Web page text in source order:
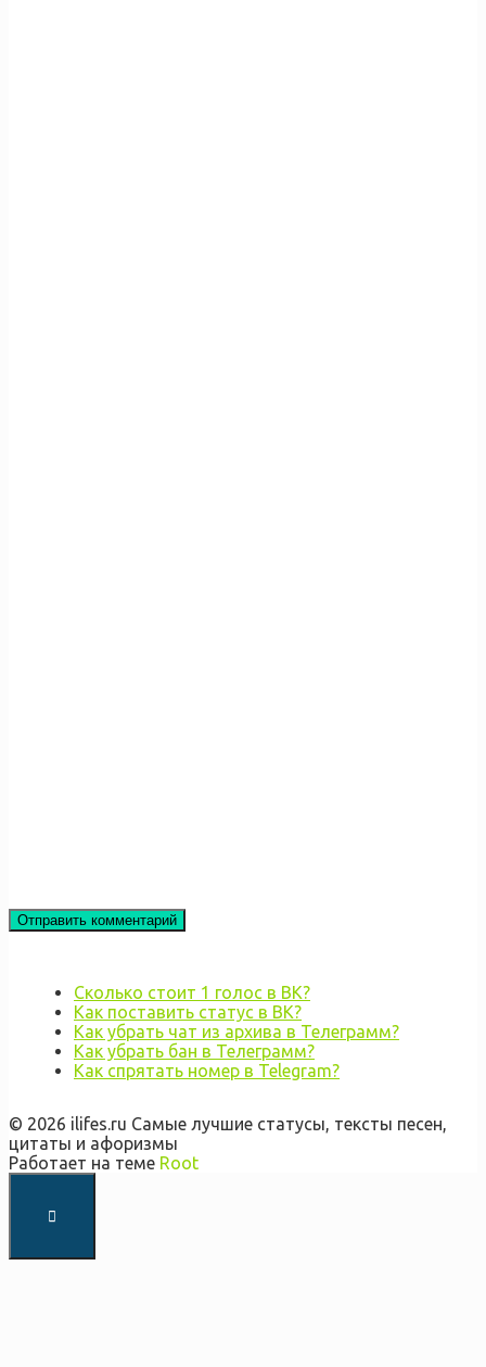
Сколько стоит 1 голос в ВК?
Как поставить статус в ВК?
Как убрать чат из архива в Телеграмм?
Как убрать бан в Телеграмм?
Как спрятать номер в Telegram?
© 2026 ilifes.ru Самые лучшие статусы, тексты песен,
цитаты и афоризмы
Работает на теме Root